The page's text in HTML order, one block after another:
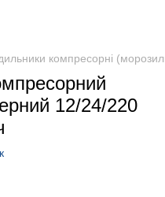
компресорні
12/24/220